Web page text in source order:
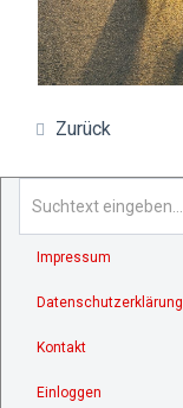
Zurück
Impressum
Datenschutzerklärung
Kontakt
Einloggen